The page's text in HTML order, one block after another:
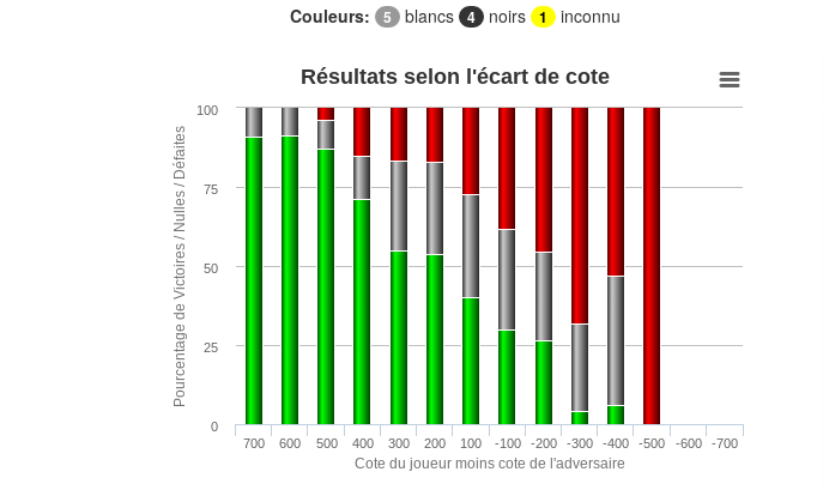
Couleurs:
5 blancs 4 noirs 1 inconnu
Cote du joueur moins cote de l'adversaire
Pourcentage de Victoires / Nulles / Défaites
Résultats selon l'écart de cote
700 600 500 400 300 200 100 -100 -200 -300 -400 -500 -600 -700
0
100
25
50
75